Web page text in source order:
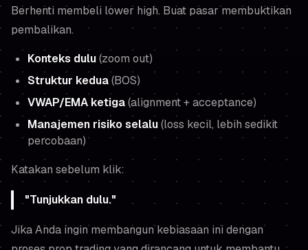
Berhenti membeli lower high. Buat pasar membuktikan
pembalikan.
Konteks dulu(zoom out)
Struktur kedua(BOS)
VWAP/EMA ketiga(alignment + acceptance)
Manajemen risiko selalu(loss kecil, lebih sedikit
percobaan)
Katakan sebelum klik:
"Tunjukkan dulu."
Jika Anda ingin membangun kebiasaan ini dengan